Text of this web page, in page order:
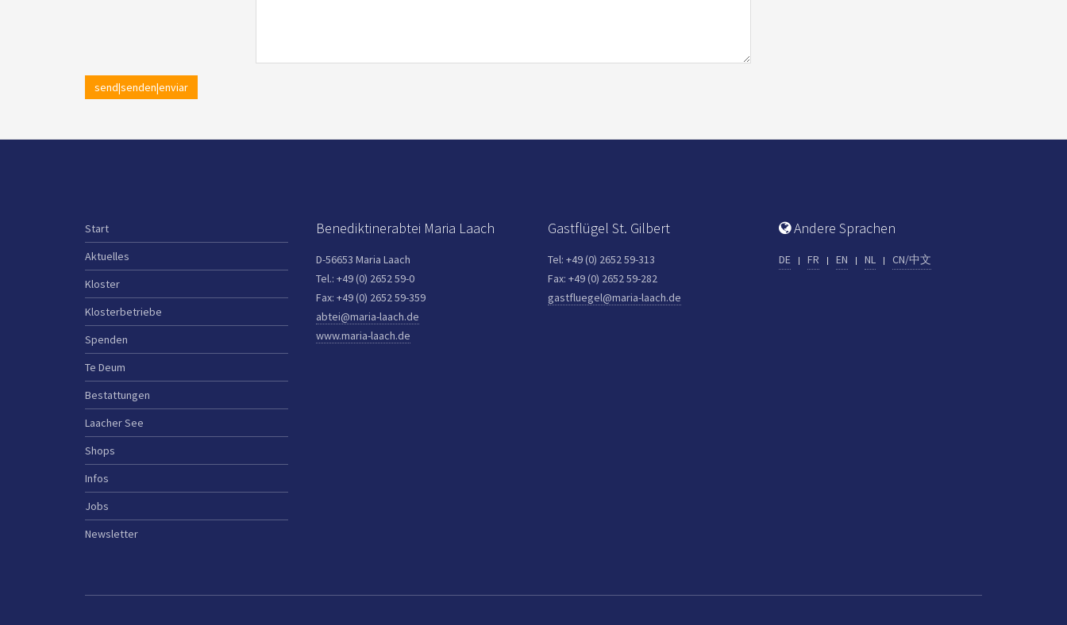
send|senden|enviar
Start
Aktuelles
Kloster
Klosterbetriebe
Spenden
Te Deum
Bestattungen
Laacher See
Shops
Infos
Jobs
Newsletter
Benediktinerabtei Maria Laach
D-56653 Maria Laach
Tel.: +49 (0) 2652 59-0
Fax: +49 (0) 2652 59-359
abtei@maria-laach.de
www.maria-laach.de
Gastflügel St. Gilbert
Tel: +49 (0) 2652 59-313
Fax: +49 (0) 2652 59-282
gastfluegel@maria-laach.de
Andere Sprachen
DE FR EN NL CN/中文